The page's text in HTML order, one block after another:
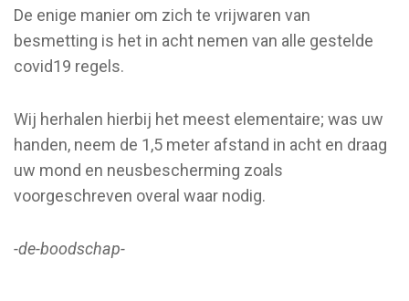
De enige manier om zich te vrijwaren van
besmetting is het in acht nemen van alle gestelde
covid19 regels.
Wij herhalen hierbij het meest elementaire; was uw
handen, neem de 1,5 meter afstand in acht en draag
uw mond en neusbescherming zoals
voorgeschreven overal waar nodig.
-de-boodschap-